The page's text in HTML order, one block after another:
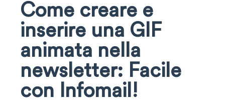
Come creare e
inserire una GIF
animata nella
newsletter: Facile
con Infomail!